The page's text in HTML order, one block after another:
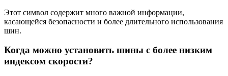
Этот символ содержит много важной информации,
касающейся безопасности и более длительного использования
шин.
Когда можно установить шины с более низким
индексом скорости?